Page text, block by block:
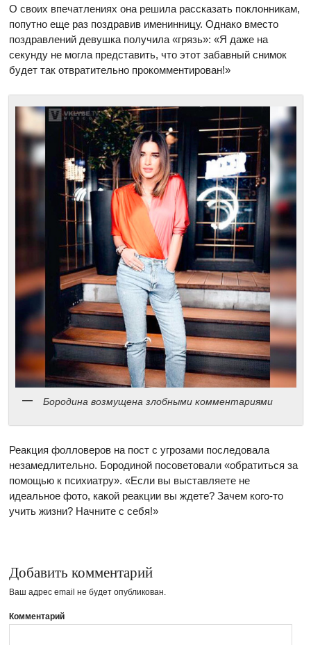
О своих впечатлениях она решила рассказать поклонникам,
попутно еще раз поздравив именинницу. Однако вместо
поздравлений девушка получила «грязь»: «Я даже на
секунду не могла представить, что этот забавный снимок
будет так отвратительно прокомментирован!»
Бородина возмущена злобными комментариями
Реакция фолловеров на пост с угрозами последовала
незамедлительно. Бородиной посоветовали «обратиться за
помощью к психиатру». «Если вы выставляете не
идеальное фото, какой реакции вы ждете? Зачем кого-то
учить жизни? Начните с себя!»
Добавить комментарий
Ваш адрес email не будет опубликован.
Комментарий